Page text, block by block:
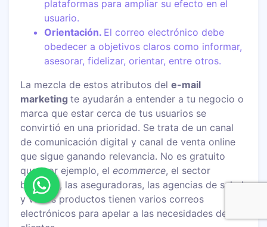
plataformas para ampliar su efecto en el
usuario.
Orientación. El correo electrónico debe
obedecer a objetivos claros como informar,
asesorar, fidelizar, orientar, entre otros.
La mezcla de estos atributos dele-mail
marketingte ayudarán a entender a tu negocio o
marca que estar cerca de tus usuarios se
convirtió en una prioridad. Se trata de un canal
de comunicación digital y canal de venta online
que sigue ganando relevancia. No es gratuito
que, por ejemplo, elecommerce, el sector
bancario, las aseguradoras, las agencias de salud
y varios productos tienen varios correos
electrónicos para apelar a las necesidades de sus